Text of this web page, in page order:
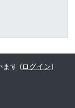
ます (ログイン)